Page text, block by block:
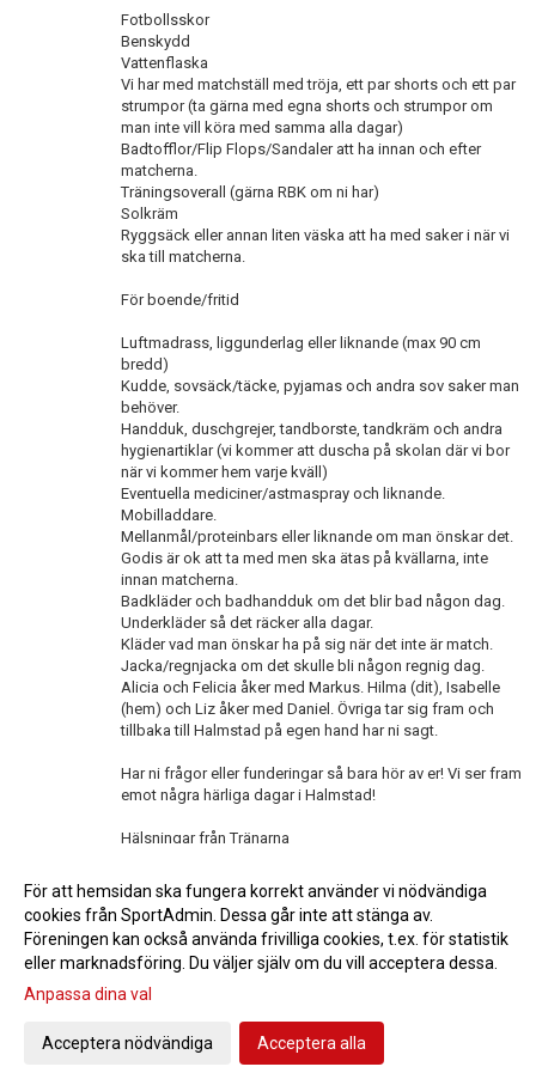
Fotbollsskor
Benskydd
Vattenflaska
Vi har med matchställ med tröja, ett par shorts och ett par
strumpor (ta gärna med egna shorts och strumpor om
man inte vill köra med samma alla dagar)
Badtofflor/Flip Flops/Sandaler att ha innan och efter
matcherna.
Träningsoverall (gärna RBK om ni har)
Solkräm
Ryggsäck eller annan liten väska att ha med saker i när vi
ska till matcherna.
För boende/fritid
Luftmadrass, liggunderlag eller liknande (max 90 cm
bredd)
Kudde, sovsäck/täcke, pyjamas och andra sov saker man
behöver.
Handduk, duschgrejer, tandborste, tandkräm och andra
hygienartiklar (vi kommer att duscha på skolan där vi bor
när vi kommer hem varje kväll)
Eventuella mediciner/astmaspray och liknande.
Mobilladdare.
Mellanmål/proteinbars eller liknande om man önskar det.
Godis är ok att ta med men ska ätas på kvällarna, inte
innan matcherna.
Badkläder och badhandduk om det blir bad någon dag.
Underkläder så det räcker alla dagar.
Kläder vad man önskar ha på sig när det inte är match.
Jacka/regnjacka om det skulle bli någon regnig dag.
Alicia och Felicia åker med Markus. Hilma (dit), Isabelle
(hem) och Liz åker med Daniel. Övriga tar sig fram och
tillbaka till Halmstad på egen hand har ni sagt.
Har ni frågor eller funderingar så bara hör av er! Vi ser fram
emot några härliga dagar i Halmstad!
Hälsningar från Tränarna
<< Tillbaka
Gå till Webbversion
För att hemsidan ska fungera korrekt använder vi nödvändiga
cookies från SportAdmin. Dessa går inte att stänga av.
Föreningen kan också använda frivilliga cookies, t.ex. för statistik
eller marknadsföring. Du väljer själv om du vill acceptera dessa.
Anpassa dina val
Acceptera nödvändiga Acceptera alla